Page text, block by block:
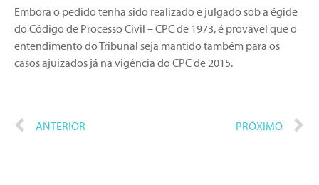
Embora o pedido tenha sido realizado e julgado sob a égide
do Código de Processo Civil – CPC de 1973, é provável que o
entendimento do Tribunal seja mantido também para os
casos ajuizados já na vigência do CPC de 2015.
ANTERIOR PRÓXIMO